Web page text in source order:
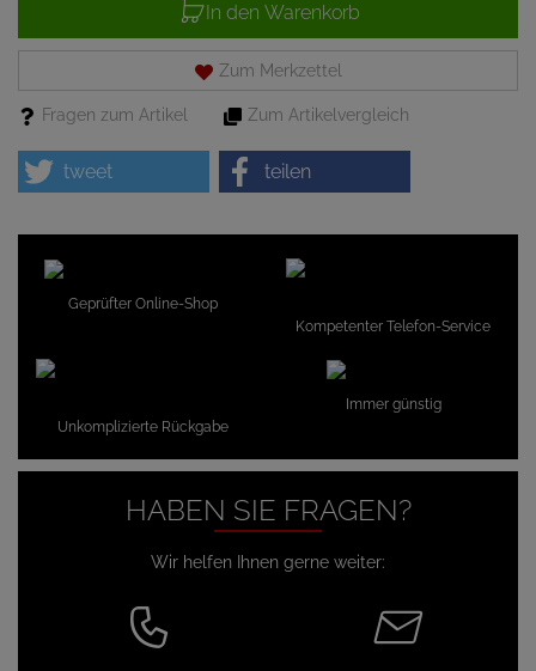
In den Warenkorb
Zum Merkzettel
Fragen zum Artikel Zum Artikelvergleich
tweet teilen
Geprüfter Online-Shop
Kompetenter Telefon-Service
Unkomplizierte Rückgabe
Immer günstig
HABEN SIE FRAGEN?
Wir helfen Ihnen gerne weiter: